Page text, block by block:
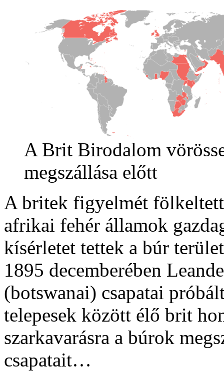
A Brit Birodalom
megszállása előtt
A britek figyelmét
afrikai fehér államok
kísérletet tettek a búr
1895 decemberében
(botswanai) csapatai
telepesek között élő brit
szarkavarásra a búrok
csapatait…